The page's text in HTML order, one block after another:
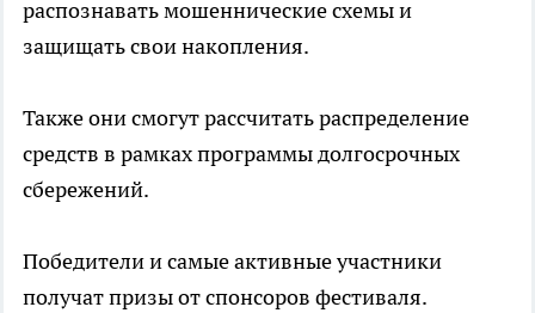
распознавать мошеннические схемы и
защищать свои накопления.
Также они смогут рассчитать распределение
средств в рамках программы долгосрочных
сбережений.
Победители и самые активные участники
получат призы от спонсоров фестиваля.